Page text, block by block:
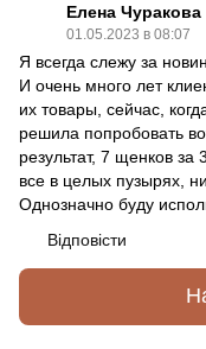
Елена Чуракова
01.05.2023 в 08:07
Я всегда слежу за
И очень много лет
их товары, сейчас,
решила попробовать
результат, 7 щенков
все в целых пузырях,
Однозначно буду
Відповісти